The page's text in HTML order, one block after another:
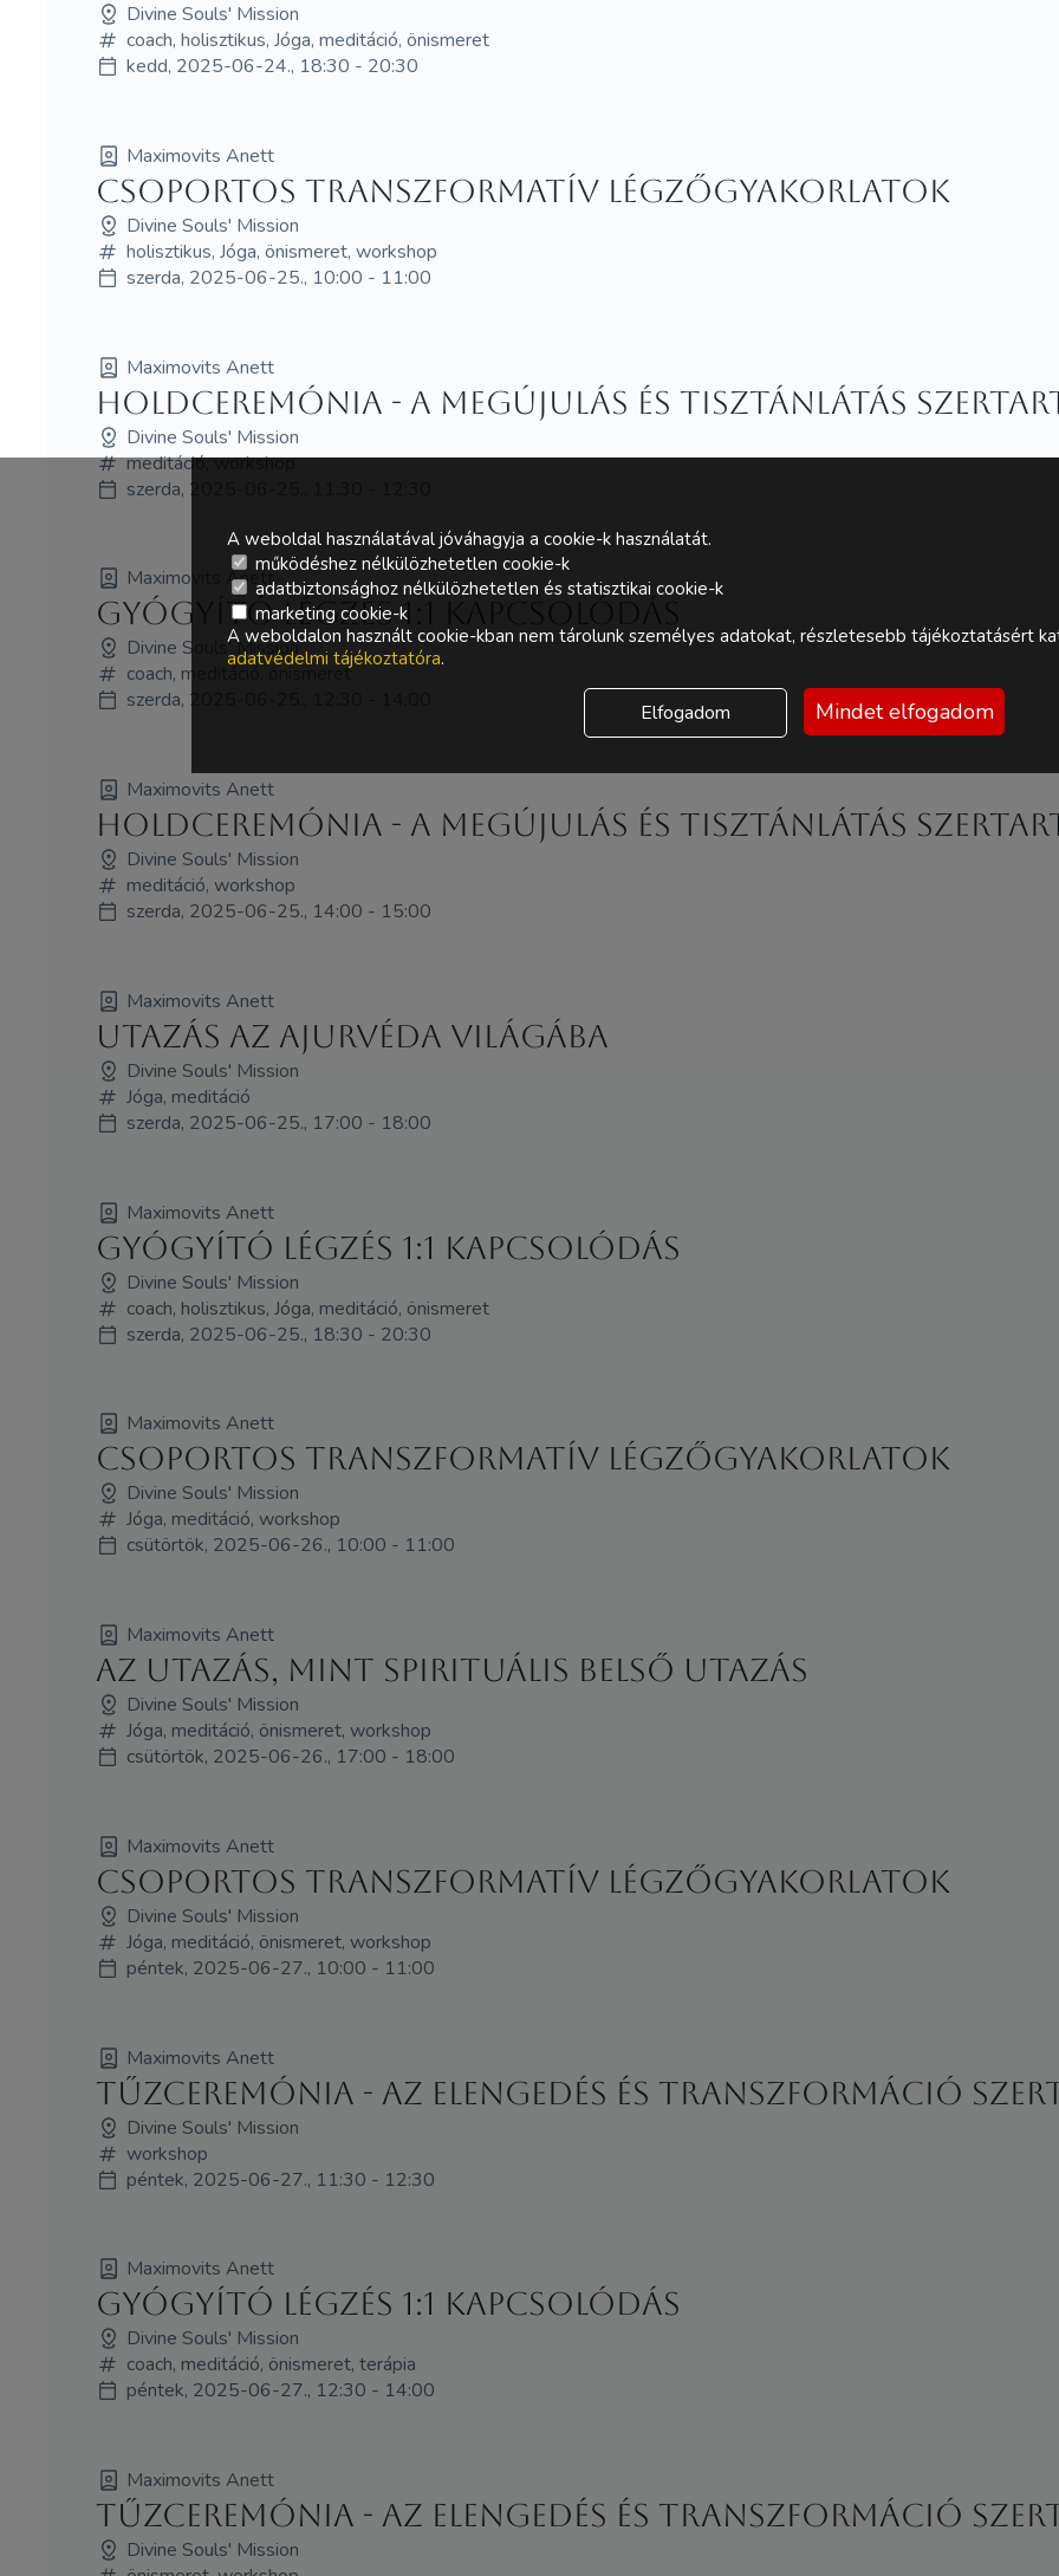
Divine Souls' Mission
coach, holisztikus, Jóga, meditáció, önismeret
kedd, 2025-06-24., 18:30 - 20:30
Maximovits Anett
Csoportos Transzformatív Légzőgyakorlatok
Divine Souls' Mission
holisztikus, Jóga, önismeret, workshop
szerda, 2025-06-25., 10:00 - 11:00
Maximovits Anett
Holdceremónia - A Megújulás és Tisztánlátás
Divine Souls' Mission
meditáció, workshop
szerda, 2025-06-25., 11:30 - 12:30
Maximovits Anett
Gyógyító Légzés 1:1 Kapcsolódás
Divine Souls' Mission
coach, meditáció, önismeret
szerda, 2025-06-25., 12:30 - 14:00
Maximovits Anett
Holdceremónia - A Megújulás és Tisztánlátás
Divine Souls' Mission
meditáció, workshop
szerda, 2025-06-25., 14:00 - 15:00
Maximovits Anett
Utazás az ajurvéda világába
Divine Souls' Mission
Jóga, meditáció
szerda, 2025-06-25., 17:00 - 18:00
Maximovits Anett
Gyógyító Légzés 1:1 Kapcsolódás
Divine Souls' Mission
coach, holisztikus, Jóga, meditáció, önismeret
szerda, 2025-06-25., 18:30 - 20:30
Maximovits Anett
Csoportos Transzformatív Légzőgyakorlatok
Divine Souls' Mission
Jóga, meditáció, workshop
csütörtök, 2025-06-26., 10:00 - 11:00
Maximovits Anett
Az utazás, mint spirituális belső utazás
Divine Souls' Mission
Jóga, meditáció, önismeret, workshop
csütörtök, 2025-06-26., 17:00 - 18:00
Maximovits Anett
Csoportos Transzformatív Légzőgyakorlatok
Divine Souls' Mission
Jóga, meditáció, önismeret, workshop
péntek, 2025-06-27., 10:00 - 11:00
Maximovits Anett
Tűzceremónia - Az Elengedés és Transzformáció
Divine Souls' Mission
workshop
péntek, 2025-06-27., 11:30 - 12:30
Maximovits Anett
Gyógyító Légzés 1:1 Kapcsolódás
Divine Souls' Mission
coach, meditáció, önismeret, terápia
péntek, 2025-06-27., 12:30 - 14:00
Maximovits Anett
Tűzceremónia - Az Elengedés és Transzformáció
Divine Souls' Mission
A weboldal használatával jóváhagyja a cookie-k használatát.
működéshez nélkülözhetetlen cookie-k
adatbiztonsághoz nélkülözhetetlen és statisztikai cookie-k
marketing cookie-k
A weboldalon használt cookie-kban nem tárolunk személyes adatokat, részletesebb tájékoztatásért
adatvédelmi tájékoztatóra.
Elfogadom Mindet elfogadom